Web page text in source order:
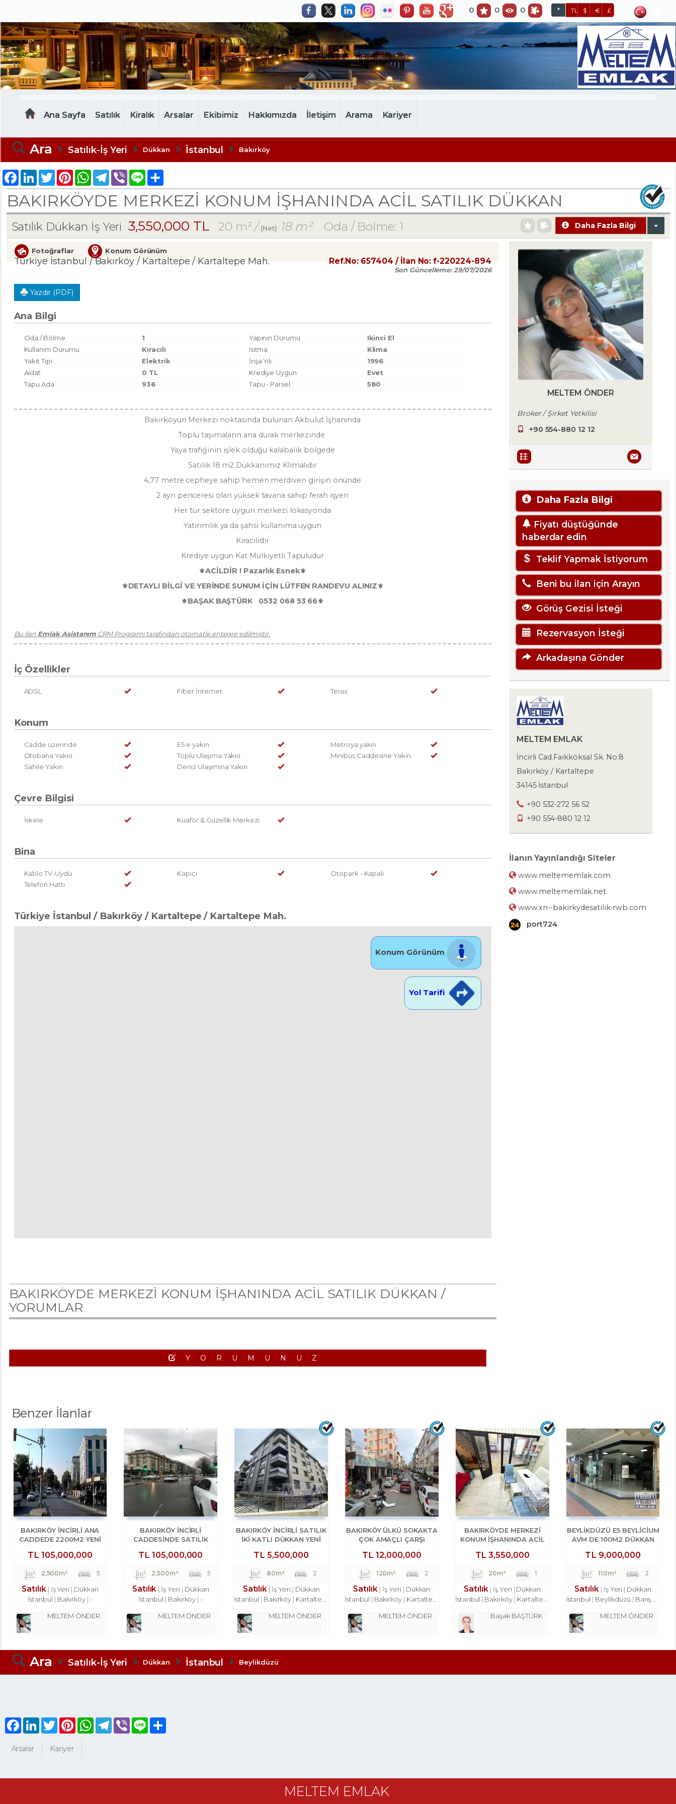
0 0 0 * TL $ € £
Ana Sayfa Satılık Kiralık Arsalar Ekibimiz Hakkımızda İletişim Arama Kariyer
Ara Satılık-İş Yeri Dükkan İstanbul Bakırköy
Facebook
LinkedInTwitterPinterestWhatsAppTelegram
Viber Line Share
BAKIRKÖYDE MERKEZİ KONUM İŞHANINDA ACİL SATILIK DÜKKAN
Satılık Dükkan İş Yeri 3,550,000 TL 20 m²/(Net) 18 m² Oda / Bölme: 1 Daha Fazla Bilgi
Fotoğraflar Konum Görünüm
Türkiye İstanbul / Bakırköy / Kartaltepe / Kartaltepe Mah. Ref.No: 657404 / İlan No:f-220224-894
Son Güncelleme:29/07/2026
Yazdır (PDF)
Ana Bilgi
Oda / Bölme 1 Yapının Durumu
Ikinci El
Kullanım Durumu
Kiracılı Isıtma
Klima
Yakıt Tipi
Elektrik İnşa Yılı
1996
Aidat
0 TL Krediye Uygun
Evet
Tapu Ada
936 Tapu - Parsel 580
Bakırköyün Merkezi noktasında bulunan Akbulut İşhanında
Toplu taşımaların ana durak merkezinde
Yaya trafiğinin işlek olduğu kalabalık bölgede
Satılık 18 m2 Dükkanımız Klimalıdır
4,77 metre cepheye sahip hemen merdiven girişin önünde
2 ayrı penceresi olan yüksek tavana sahip ferah işyeri
Her tür sektöre uygun merkezi lokasyonda
Yatırımlık ya da şahsi kullanıma uygun
Kiracılıdır
Krediye uygun Kat Mülkiyetli Tapuludur
⚜️ACİLDİR ! Pazarlık Esnek⚜️
⚜️DETAYLI BİLGİ VE YERİNDE SUNUM İÇİN LÜTFEN RANDEVU ALINIZ⚜️
⚜️BAŞAK BAŞTÜRK 0532 068 53 66⚜️
Bu ilan Emlak Asistanım CRM Programı tarafından otomatik entegre edilmiştir.
İç Özellikler
ADSL Fiber İnternet Teras
Konum
Cadde üzerinde E5 e yakın
Metroya yakın
Otobana Yakın
Toplu Ulaşıma Yakın
Minibüs Caddesine Yakin
Sahile Yakın
Deniz Ulaşımına Yakın
Çevre Bilgisi
İskele Kuaför & Güzellik Merkezi
Bina
Kablo TV-Uydu Kapıcı
Otopark - Kapalı
Telefon Hattı
Türkiye İstanbul / Bakırköy / Kartaltepe / Kartaltepe Mah.
Konum Görünüm
Yol Tarifi
BAKIRKÖYDE MERKEZİ KONUM İŞHANINDA ACİL SATILIK DÜKKAN /
YORUMLAR
YORUMUNUZ
MELTEM ÖNDER
Broker / Şirket Yetkilisi
+90 554-880 12 12
Daha Fazla Bilgi
Fiyatı düştüğünde
haberdar edin
Teklif Yapmak İstiyorum
Beni bu ilan için Arayın
Görüş Gezisi İsteği
Rezervasyon İsteği
Arkadaşına Gönder
MELTEM EMLAK
İncirli Cad.Faikköksal Sk. No:8
Bakırköy / Kartaltepe
34145 İstanbul
+90 532-272 56 52
+90 554-880 12 12
İlanın Yayınlandığı Siteler
www.meltememlak.com
www.meltememlak.net
www.xn--bakirkydesatilik-rwb.com
port724
Benzer İlanlar
BAKIRKÖY İNCİRLİ ANA
CADDEDE 2200M2 YENİ
TL 105,000,000
2,500m² 5
Satılık İş Yeri
Dükkan
İstanbul
Bakırköy -
MELTEM ÖNDER
BAKIRKÖY İNCİRLİ
CADDESINDE SATILIK
TL 105,000,000
2,500m² 5
Satılık İş Yeri
Dükkan
İstanbul
Bakırköy -
MELTEM ÖNDER
BAKIRKÖY İNCİRLİ SATILIK
İKİ KATLI DÜKKAN YENİ
TL 5,500,000
80m² 2
Satılık İş Yeri
Dükkan
İstanbul
Bakırköy Kartaltepe Mah.
MELTEM ÖNDER
BAKIRKÖY ÜLKÜ SOKAKTA
ÇOK AMAÇLI ÇARŞI
TL 12,000,000
120m² 2
Satılık İş Yeri
Dükkan
İstanbul
Bakırköy Kartaltepe Mah.
MELTEM ÖNDER
BAKIRKÖYDE MERKEZİ
KONUM İŞHANINDA ACİL
TL 3,550,000
20m² 1
Satılık İş Yeri
Dükkan
İstanbul
Bakırköy Kartaltepe Mah.
Başak BAŞTÜRK
BEYLİKDÜZÜ E5 BEYLİCİUM
AVM DE 100M2 DÜKKAN
TL 9,000,000
110m² 2
Satılık İş Yeri
Dükkan
İstanbul
Beylikdüzü Barış Mah.
MELTEM ÖNDER
Ara Satılık-İş Yeri Dükkan İstanbul Beylikdüzü
Arsalar Kariyer
Facebook
LinkedInTwitterPinterestWhatsAppTelegram
Viber Line Share
MELTEM EMLAK